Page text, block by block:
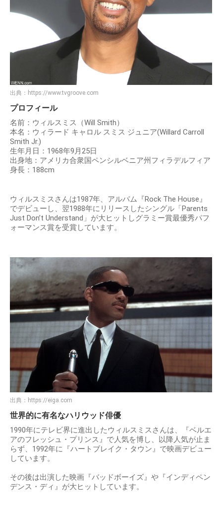
出典： https://www.tvgroove.com
プロフィール
名前：ウィルスミス（Will Smith）
本名：ウィラード キャロル スミス ジュニア(Willard Carroll
Smith Jr.)
生年月日：1968年9月25日
出身地：アメリカ合衆国ペンシルベニア州フィラデルフィア
身長：188cm
ウィルスミスさんは1987年、アルバム『Rock The House』
でデビューし、翌1988年にリリースしたシングル「Parents
Just Don’t Understand」が大ヒットしグラミー賞最優秀パフ
ォーマンス賞を受賞しています。
出典： https://eiga.com
世界的に有名なハリウッド俳優
1990年にテレビ界に進出したウィルスミスさんは、『ベルエ
アのフレッシュ・プリンス』で人気を博し、以降人気が止ま
らず、1992年に『ハートブレイク・タウン』で映画デビュー
しています。
その後は出演した映画『バッドボーイズ』や『インディペン
デンス・ディ』が大ヒットしています。